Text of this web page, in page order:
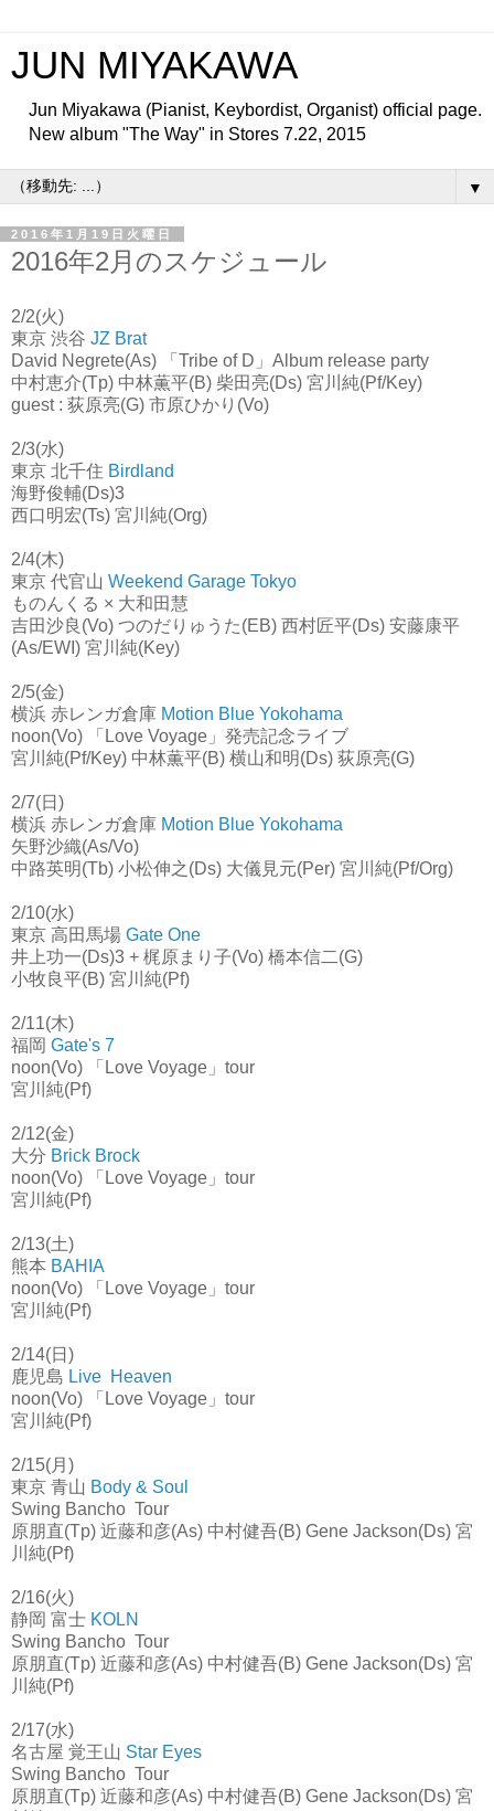
JUN MIYAKAWA
Jun Miyakawa (Pianist, Keybordist, Organist) official page.
New album "The Way" in Stores 7.22, 2015
▼
2016年1月19日火曜日
2016年2月のスケジュール
2/2(火)
東京 渋谷 JZ Brat
David Negrete(As) 「Tribe of D」Album release party
中村恵介(Tp) 中林薫平(B) 柴田亮(Ds) 宮川純(Pf/Key)
guest : 荻原亮(G) 市原ひかり(Vo)
2/3(水)
東京 北千住 Birdland
海野俊輔(Ds)3
西口明宏(Ts) 宮川純(Org)
2/4(木)
東京 代官山 Weekend Garage Tokyo
ものんくる × 大和田慧
吉田沙良(Vo) つのだりゅうた(EB) 西村匠平(Ds) 安藤康平
(As/EWI) 宮川純(Key)
2/5(金)
横浜 赤レンガ倉庫 Motion Blue Yokohama
noon(Vo) 「Love Voyage」発売記念ライブ
宮川純(Pf/Key) 中林薫平(B) 横山和明(Ds) 荻原亮(G)
2/7(日)
横浜 赤レンガ倉庫 Motion Blue Yokohama
矢野沙織(As/Vo)
中路英明(Tb) 小松伸之(Ds) 大儀見元(Per) 宮川純(Pf/Org)
2/10(水)
東京 高田馬場 Gate One
井上功一(Ds)3 + 梶原まり子(Vo) 橋本信二(G)
小牧良平(B) 宮川純(Pf)
2/11(木)
福岡 Gate's 7
noon(Vo) 「Love Voyage」tour
宮川純(Pf)
2/12(金)
大分 Brick Brock
noon(Vo) 「Love Voyage」tour
宮川純(Pf)
2/13(土)
熊本 BAHIA
noon(Vo) 「Love Voyage」tour
宮川純(Pf)
2/14(日)
鹿児島 Live Heaven
noon(Vo) 「Love Voyage」tour
宮川純(Pf)
2/15(月)
東京 青山 Body & Soul
Swing Bancho Tour
原朋直(Tp) 近藤和彦(As) 中村健吾(B) Gene Jackson(Ds) 宮
川純(Pf)
2/16(火)
静岡 富士 KOLN
Swing Bancho Tour
原朋直(Tp) 近藤和彦(As) 中村健吾(B) Gene Jackson(Ds) 宮
川純(Pf)
2/17(水)
名古屋 覚王山 Star Eyes
Swing Bancho Tour
原朋直(Tp) 近藤和彦(As) 中村健吾(B) Gene Jackson(Ds) 宮